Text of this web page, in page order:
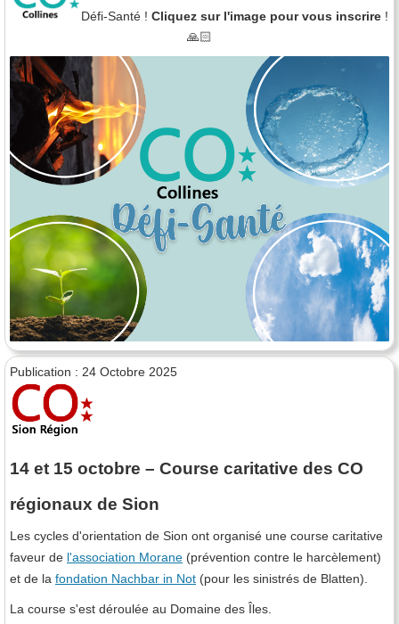
Défi-Santé ! Cliquez sur l'image pour vous inscrire!
🙏🏻
Publication : 24 Octobre 2025
14 et 15 octobre – Course caritative des CO
régionaux de Sion
Les cycles d'orientation de Sion ont organisé une course caritative
faveur de l'association Morane (prévention contre le harcèlement)
et de la fondation Nachbar in Not (pour les sinistrés de Blatten).
La course s'est déroulée au Domaine des Îles.